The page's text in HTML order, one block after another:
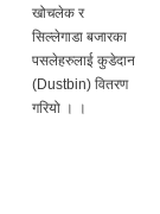
खोचलेक र
सिल्लेगाडा बजारका
पसलेहरुलाई कुडेदान
(Dustbin) वितरण
गरियो । ।